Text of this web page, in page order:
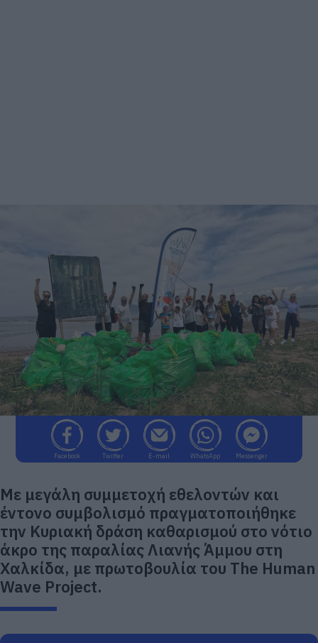
Facebook Twitter E-mail WhatsApp Messenger
Με μεγάλη συμμετοχή εθελοντών και
έντονο συμβολισμό πραγματοποιήθηκε
την Κυριακή δράση καθαρισμού στο νότιο
άκρο της παραλίας Λιανής Άμμου στη
Χαλκίδα, με πρωτοβουλία του The Human
Wave Project.